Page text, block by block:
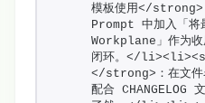
模板使用</
Prompt 中加入「将
Workplane」作为收
闭环。</
</strong>：在文件
配合 CHANGELOG